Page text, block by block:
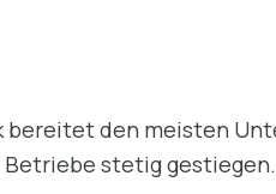
bereitet den meisten
stetig gestiegen.